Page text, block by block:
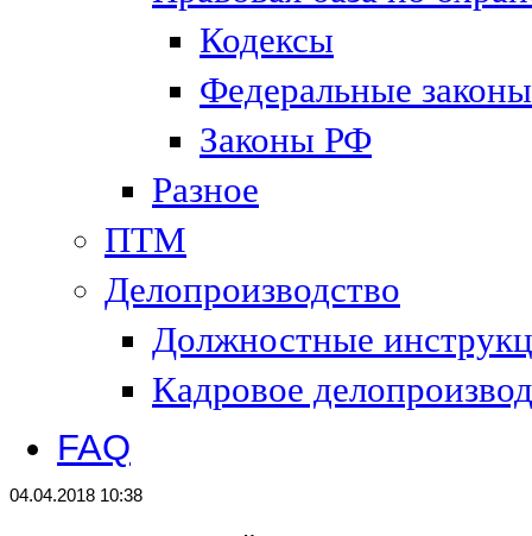
Кодексы
Федеральные законы
Законы РФ
Разное
ПТМ
Делопроизводство
Должностные
Кадровое
FAQ
04.04.2018 10:38